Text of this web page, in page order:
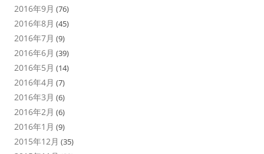
2016年9月 (76)
2016年8月 (45)
2016年7月 (9)
2016年6月 (39)
2016年5月 (14)
2016年4月 (7)
2016年3月 (6)
2016年2月 (6)
2016年1月 (9)
2015年12月 (35)